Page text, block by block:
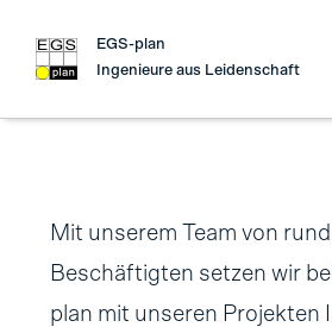
EGS-plan
Ingenieure aus Leidenschaft
Mit unserem Team von
Beschäftigten setzen wir
plan mit unseren Projekten